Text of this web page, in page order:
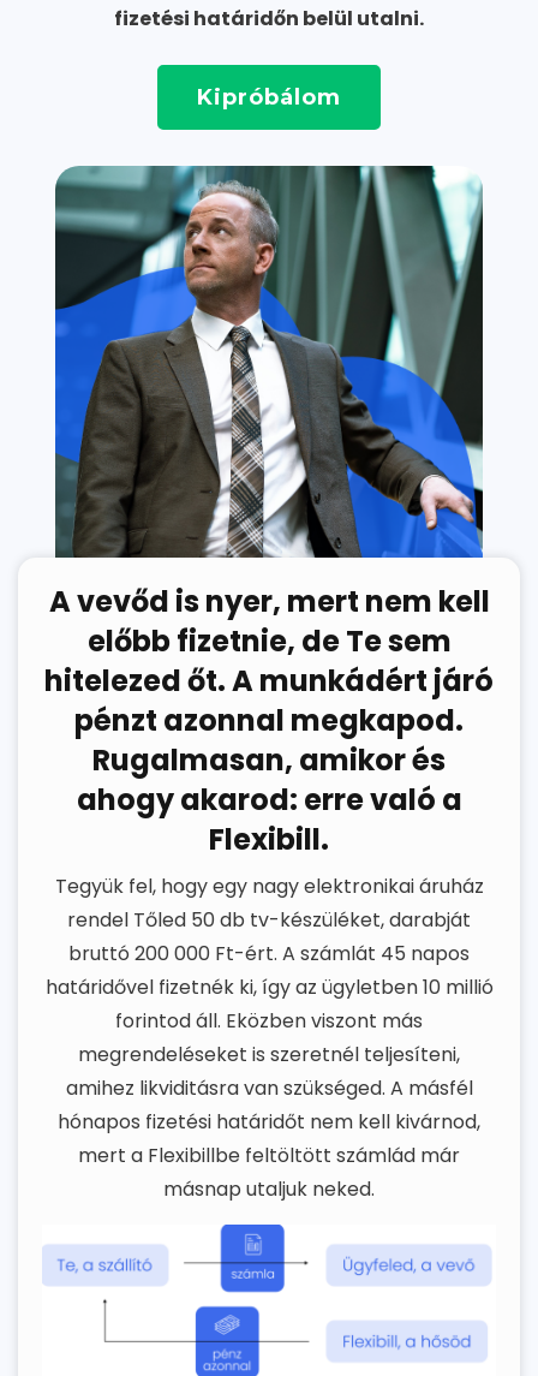
fizetési határidőn belül utalni.
Kipróbálom
A vevőd is nyer, mert nem kell
előbb fizetnie, de Te sem
hitelezed őt. A munkádért járó
pénzt azonnal megkapod.
Rugalmasan, amikor és
ahogy akarod: erre való a
Flexibill.
Tegyük fel, hogy egy nagy elektronikai áruház
rendel Tőled 50 db tv-készüléket, darabját
bruttó 200 000 Ft-ért. A számlát 45 napos
határidővel fizetnék ki, így az ügyletben 10 millió
forintod áll. Eközben viszont más
megrendeléseket is szeretnél teljesíteni,
amihez likviditásra van szükséged. A másfél
hónapos fizetési határidőt nem kell kivárnod,
mert a Flexibillbe feltöltött számlád már
másnap utaljuk neked.